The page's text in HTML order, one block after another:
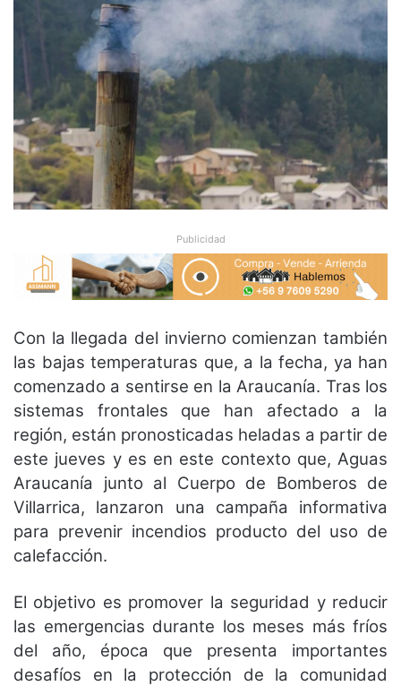
Publicidad
Con la llegada del invierno comienzan también
las bajas temperaturas que, a la fecha, ya han
comenzado a sentirse en la Araucanía. Tras los
sistemas frontales que han afectado a la
región, están pronosticadas heladas a partir de
este jueves y es en este contexto que, Aguas
Araucanía junto al Cuerpo de Bomberos de
Villarrica, lanzaron una campaña informativa
para prevenir incendios producto del uso de
calefacción.
El objetivo es promover la seguridad y reducir
las emergencias durante los meses más fríos
del año, época que presenta importantes
desafíos en la protección de la comunidad